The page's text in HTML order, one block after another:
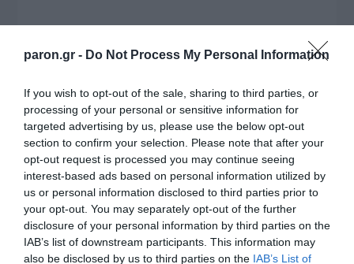
paron.gr - Do Not Process My Personal Information
If you wish to opt-out of the sale, sharing to third parties, or
processing of your personal or sensitive information for
targeted advertising by us, please use the below opt-out
section to confirm your selection. Please note that after your
opt-out request is processed you may continue seeing
interest-based ads based on personal information utilized by
us or personal information disclosed to third parties prior to
your opt-out. You may separately opt-out of the further
disclosure of your personal information by third parties on the
IAB’s list of downstream participants. This information may
also be disclosed by us to third parties on the IAB’s List of
VIDCASTS